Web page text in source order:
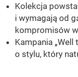
Kolekcja
i wymagają od
kompromisów
Kampania
o stylu, który